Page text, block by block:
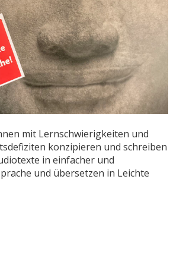
mit Lernschwierigkeiten und
konzipieren und schreiben
in einfacher und
und übersetzen in Leichte